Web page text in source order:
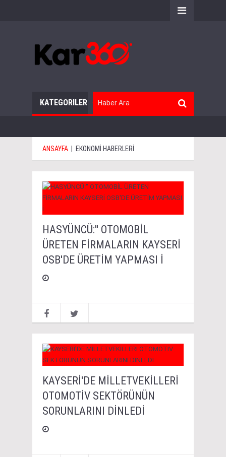
KATEGORILER
ANSAYFA | EKONOMİ HABERLERİ
HASYÜNCÜ:'' OTOMOBİL
ÜRETEN FİRMALARIN KAYSERİ
OSB'DE ÜRETİM YAPMASI İ
KAYSERİ'DE MİLLETVEKİLLERİ
OTOMOTİV SEKTÖRÜNÜN
SORUNLARINI DİNLEDİ